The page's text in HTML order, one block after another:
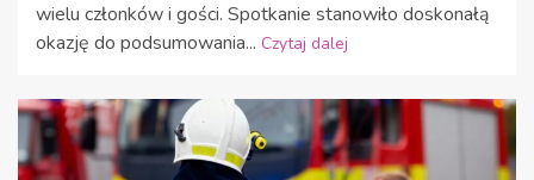
wielu członków i gości. Spotkanie stanowiło doskonałą
okazję do podsumowania... Czytaj dalej